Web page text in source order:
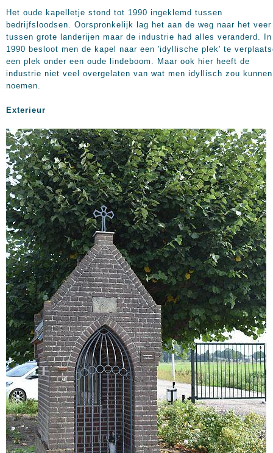
Het oude kapelletje stond tot 1990 ingeklemd tussen
bedrijfsloodsen. Oorspronkelijk lag het aan de weg naar het veer
tussen grote landerijen maar de industrie had alles veranderd. In
1990 besloot men de kapel naar een 'idyllische plek' te
een plek onder een oude lindeboom. Maar ook hier heeft de
industrie niet veel overgelaten van wat men idyllisch zou kunnen
noemen.
Exterieur